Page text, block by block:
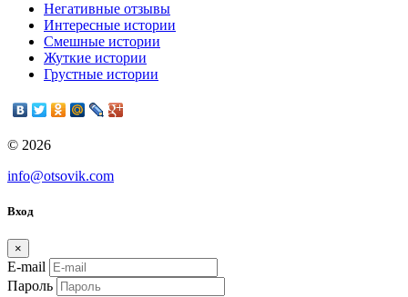
Негативные отзывы
Интересные истории
Смешные истории
Жуткие истории
Грустные истории
© 2026
info@otsovik.com
Вход
×
E-mail
Пароль